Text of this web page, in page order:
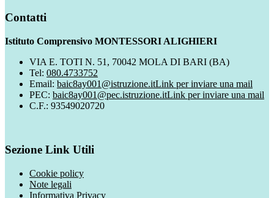
Contatti
Istituto Comprensivo MONTESSORI ALIGHIERI
VIA E. TOTI N. 51, 70042 MOLA DI BARI (BA)
Tel: 080.4733752
Email: baic8ay001@istruzione.itLink per inviare una mail
PEC: baic8ay001@pec.istruzione.itLink per inviare una mail
C.F.: 93549020720
Sezione Link Utili
Cookie policy
Note legali
Informativa Privacy